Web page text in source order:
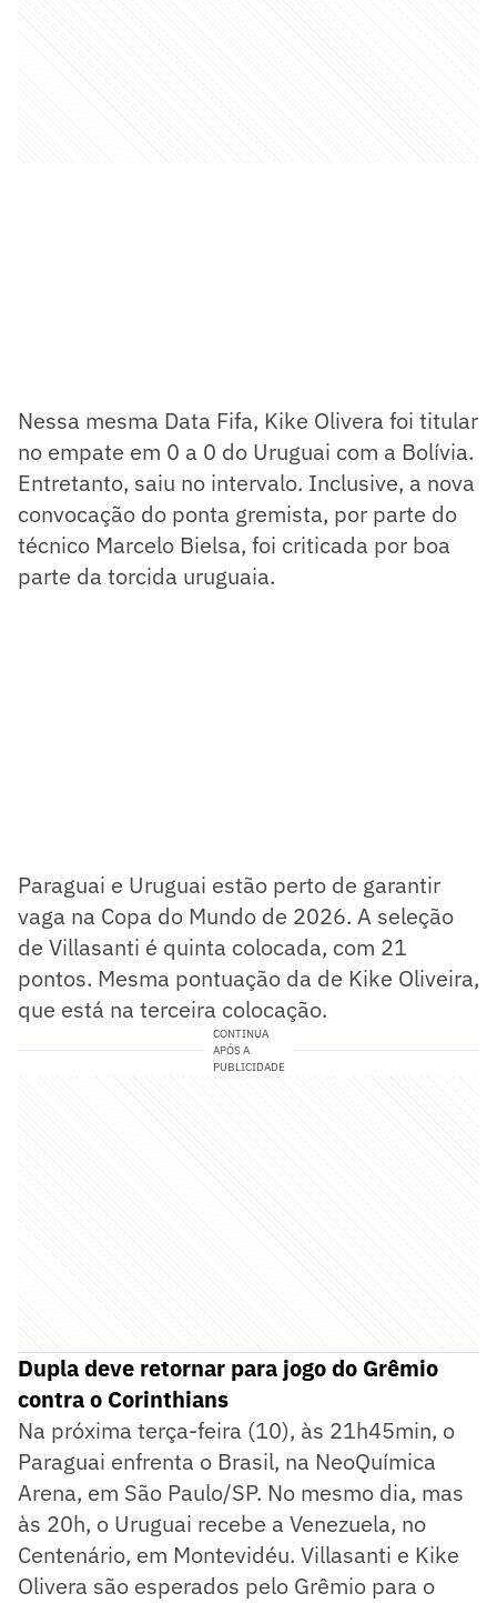
Nessa mesma Data Fifa, Kike Olivera foi titular
no empate em 0 a 0 do Uruguai com a Bolívia.
Entretanto, saiu no intervalo. Inclusive, a nova
convocação do ponta gremista, por parte do
técnico Marcelo Bielsa, foi criticada por boa
parte da torcida uruguaia.
Paraguai e Uruguai estão perto de garantir
vaga na Copa do Mundo de 2026. A seleção
de Villasanti é quinta colocada, com 21
pontos. Mesma pontuação da de Kike Oliveira,
que está na terceira colocação.
CONTINUA
APÓS A
PUBLICIDADE
Dupla deve retornar para jogo do Grêmio
contra o Corinthians
Na próxima terça-feira (10), às 21h45min, o
Paraguai enfrenta o Brasil, na NeoQuímica
Arena, em São Paulo/SP. No mesmo dia, mas
às 20h, o Uruguai recebe a Venezuela, no
Centenário, em Montevidéu. Villasanti e Kike
Olivera são esperados pelo Grêmio para o